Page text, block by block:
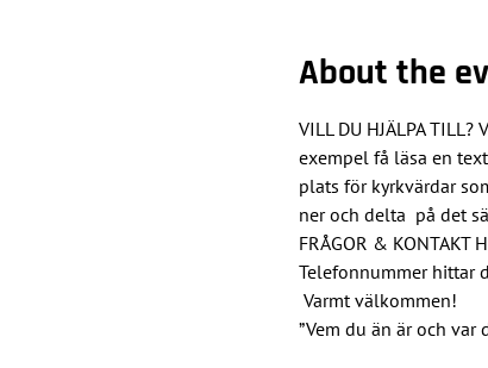
About the
VILL DU HJÄLPA
exempel få läsa en
plats för kyrkvärdar
ner och delta  på det
FRÅGOR &
Telefonnummer hittar
Varmt välkommen!
”Vem du än är och